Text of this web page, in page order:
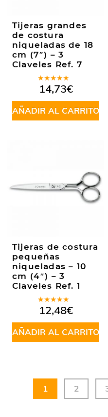
Tijeras grandes
de costura
niqueladas de 18
cm (7″) – 3
Claveles Ref. 7
Valorado
en5.00de
5
14,73€
AÑADIR AL CARRITO
Tijeras de costura
pequeñas
niqueladas – 10
cm (4″) – 3
Claveles Ref. 1
Valorado
en5.00de
5
12,48€
AÑADIR AL CARRITO
1 2